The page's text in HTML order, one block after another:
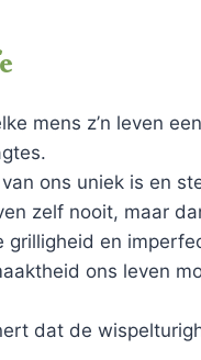
mens z’n leven
ons uniek is en
zelf nooit, maar
en
ons leven
dat de